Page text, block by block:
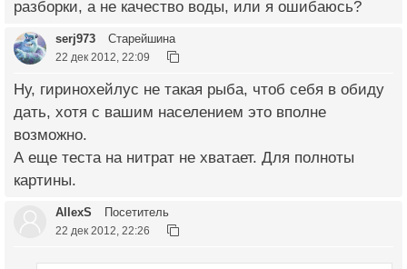
разборки, а не качество воды, или я ошибаюсь?
serj973 Старейшина
22 дек 2012, 22:09
Ну, гиринохейлус не такая рыба, чтоб себя в обиду
дать, хотя с вашим населением это вполне
возможно.
А еще теста на нитрат не хватает. Для полноты
картины.
AllexS Посетитель
22 дек 2012, 22:26